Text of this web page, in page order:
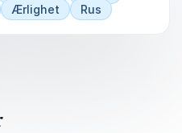
Ærlighet Rus